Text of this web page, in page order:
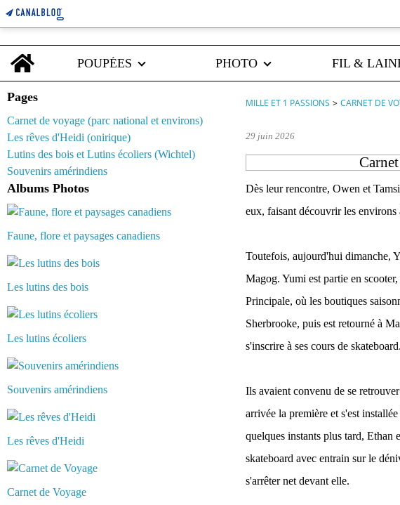
Home
POUPÉES
PHOTO FIL &
Pages
Carnet de voyage (parc national et environs)
Les rêves d'Heidi (onirique)
Lutins des bois et Lutins écoliers (Wichtel)
Souvenirs amérindiens
Albums Photos
Faune, flore et paysages canadiens
Les lutins des bois
Les lutins écoliers
Souvenirs amérindiens
Les rêves d'Heidi
Carnet de Voyage
MILLE ET 1 PASSIONS > CARNET DE
29 juin 2026
Dès leur rencontre, Owen et
eux, faisant découvrir les environs
Toutefois, aujourd'hui dimanche,
Magog. Yumi est partie en
Principale, où les boutiques
Sherbrooke, puis est retourné à
s'inscrire à ses cours de skateboard.
Ils avaient convenu de se
arrivée la première et s'est
quelques instants plus tard,
skateboard avec entrain sur le
s'arrêter net devant elle.